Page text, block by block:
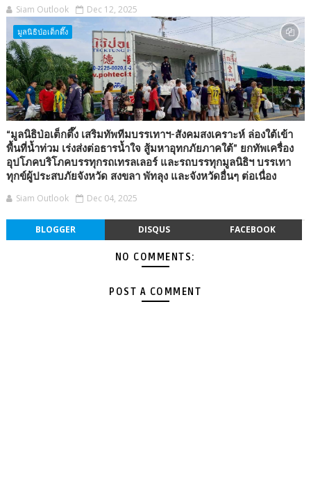
Siam Outlook Dec 12, 2025
มูลนิธิป่อเต็กตึ๊ง
“มูลนิธิป่อเต็กตึ๊ง เสริมทัพทีมบรรเทาฯ-สังคมสงเคราะห์ ล่องใต้เข้า
พื้นที่น้ำท่วม เร่งส่งต่อธารน้ำใจ สู้มหาอุทกภัยภาคใต้” ยกทัพเครื่อง
อุปโภคบริโภคบรรทุกรถเทรลเลอร์ และรถบรรทุกมูลนิธิฯ บรรเทา
ทุกข์ผู้ประสบภัยจังหวัด สงขลา พัทลุง และจังหวัดอื่นๆ ต่อเนื่อง
Siam Outlook Dec 04, 2025
BLOGGER DISQUS FACEBOOK
NO COMMENTS:
POST A COMMENT